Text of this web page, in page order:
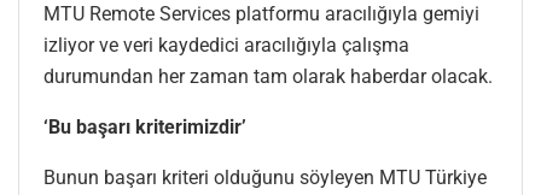
MTU Remote Services platformu aracılığıyla gemiyi
izliyor ve veri kaydedici aracılığıyla çalışma
durumundan her zaman tam olarak haberdar olacak.
‘Bu başarı kriterimizdir’
Bunun başarı kriteri olduğunu söyleyen MTU Türkiye